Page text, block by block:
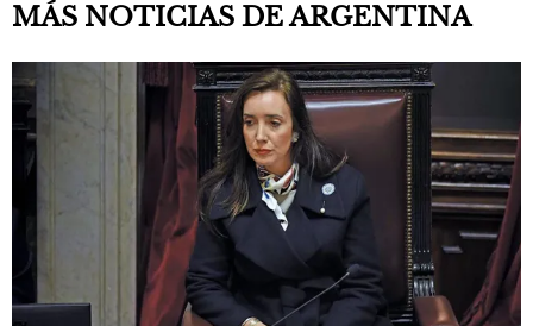
MÁS NOTICIAS DE ARGENTINA